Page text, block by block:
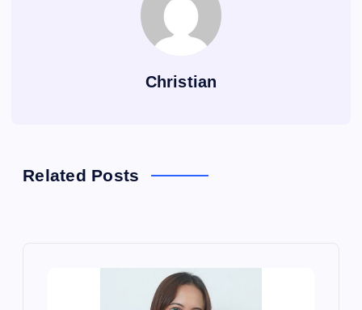
Christian
Related Posts